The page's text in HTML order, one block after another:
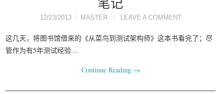
笔记
12/23/2013 MASTER LEAVE A COMMENT
这几天，将图书馆借来的《从菜鸟到测试架构师》这本书看完了；尽
管作为有5年测试经验…
Continue Reading →